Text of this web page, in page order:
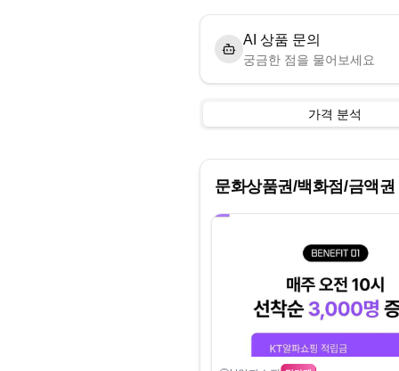
AI 상품 문의
궁금한 점을 물어보세요
가격 분석
문화상품권/백화점/금액권